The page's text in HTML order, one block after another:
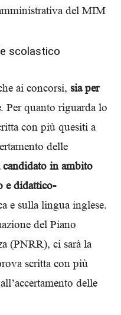
del MIM
scolastico
ai concorsi, sia per
. Per quanto riguarda lo
con più quesiti a
delle
candidato in ambito
e didattico-
e sulla lingua inglese.
del Piano
(PNRR), ci sarà la
scritta con più
delle